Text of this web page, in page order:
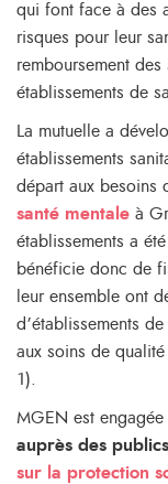
qui font face à des
risques pour leur
remboursement
établissements de
La mutuelle a
établissements
départ aux besoins
santé mentale à
établissements a
bénéficie donc de
leur ensemble ont
d’établissements
aux soins de
1).
MGEN est engagée
auprès des
sur la protection